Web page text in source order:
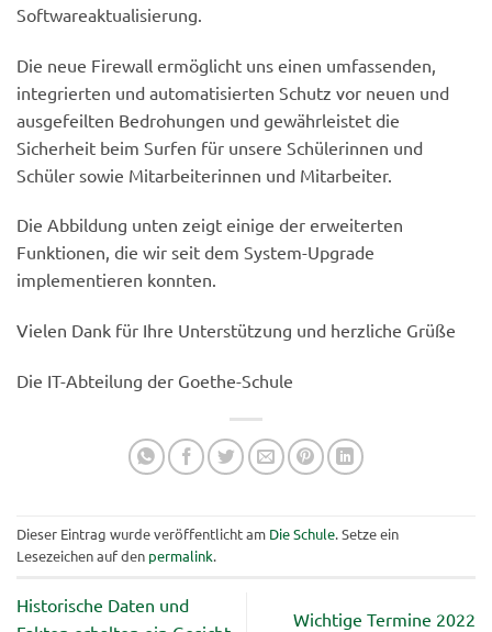
Softwareaktualisierung.
Die neue Firewall ermöglicht uns einen umfassenden,
integrierten und automatisierten Schutz vor neuen und
ausgefeilten Bedrohungen und gewährleistet die
Sicherheit beim Surfen für unsere Schülerinnen und
Schüler sowie Mitarbeiterinnen und Mitarbeiter.
Die Abbildung unten zeigt einige der erweiterten
Funktionen, die wir seit dem System-Upgrade
implementieren konnten.
Vielen Dank für Ihre Unterstützung und herzliche Grüße
Die IT-Abteilung der Goethe-Schule
Dieser Eintrag wurde veröffentlicht am Die Schule. Setze ein
Lesezeichen auf den permalink.
Historische Daten und
Wichtige Termine 2022